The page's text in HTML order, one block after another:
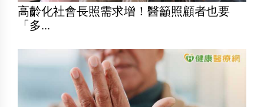
高齡化社會長照需求增！醫籲照顧者也要
「多...